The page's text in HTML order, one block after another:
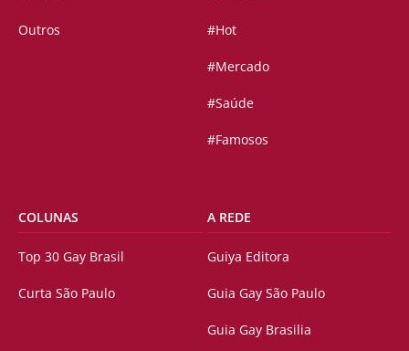
Outros #Hot
#Mercado
#Saúde
#Famosos
COLUNAS
Top 30 Gay Brasil
Curta São Paulo
A REDE
Guiya Editora
Guia Gay São Paulo
Guia Gay Brasilia